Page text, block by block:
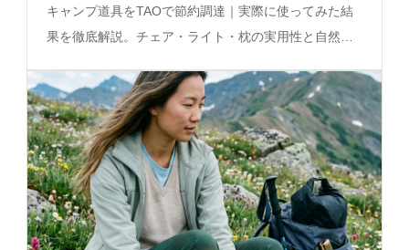
キャンプ道具をTAOで節約調達｜実際に使ってみた結
果を徹底解説。チェア・ライト・枕の実用性と自然感